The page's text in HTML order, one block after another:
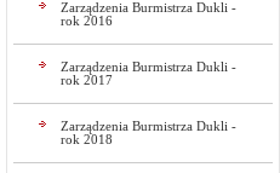
Zarządzenia Burmistrza Dukli -
rok 2016
Zarządzenia Burmistrza Dukli -
rok 2017
Zarządzenia Burmistrza Dukli -
rok 2018